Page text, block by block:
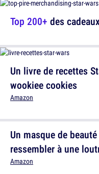
Un livre de recettes
wookiee cookies
Amazon
Top 200+ des
Un masque de
ressembler à une
Amazon